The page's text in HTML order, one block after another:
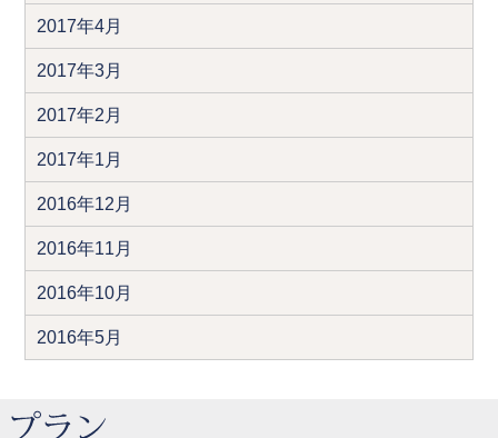
2017年4月
2017年3月
2017年2月
2017年1月
2016年12月
2016年11月
2016年10月
2016年5月